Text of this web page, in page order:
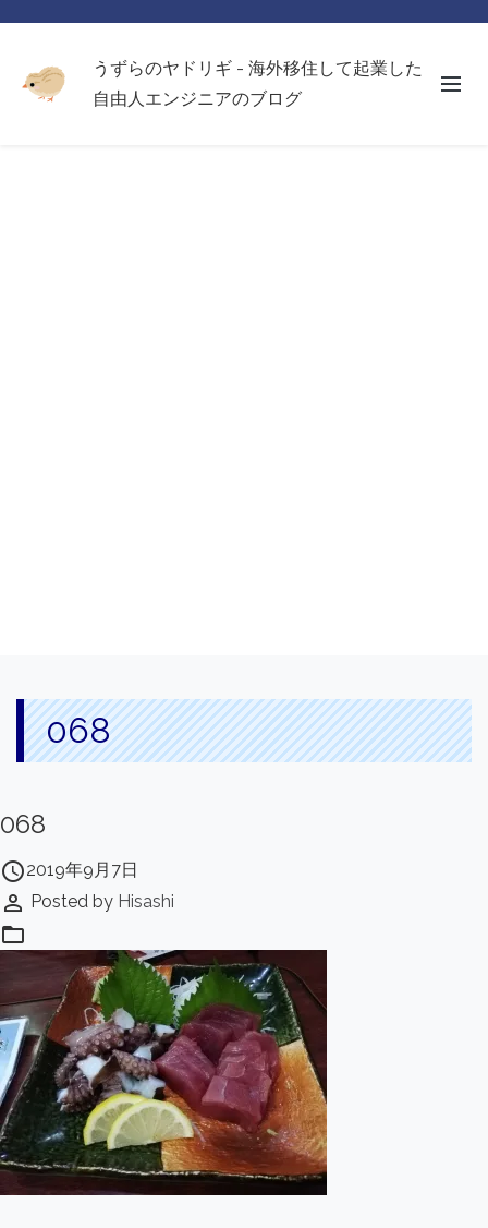
うずらのヤドリギ - 海外移住して起業した
自由人エンジニアのブログ
068
068
access_time2019年9月7日
perm_identity Posted by Hisashi
folder_open